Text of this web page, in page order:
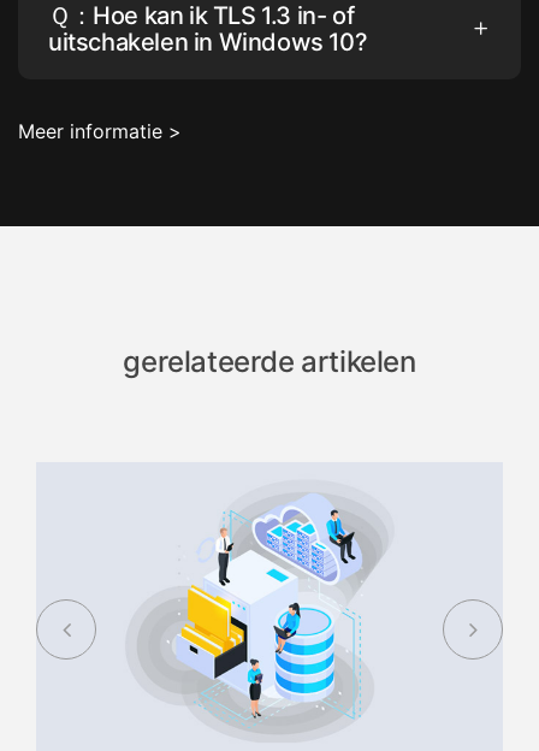
Ｑ：Hoe kan ik TLS 1.3 in- of
uitschakelen in Windows 10?
Meer informatie >
gerelateerde artikelen